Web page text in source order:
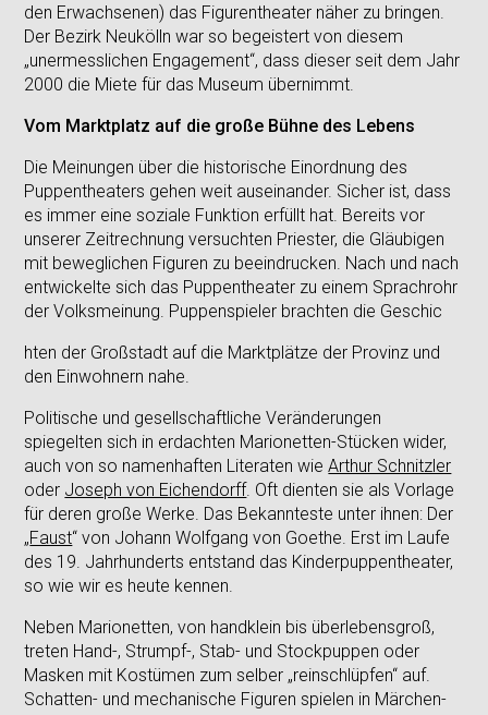
den Erwachsenen) das Figurentheater näher zu bringen.
Der Bezirk Neukölln war so begeistert von diesem
„unermesslichen Engagement“, dass dieser seit dem Jahr
2000 die Miete für das Museum übernimmt.
Vom Marktplatz auf die große Bühne des Lebens
Die Meinungen über die historische Einordnung des
Puppentheaters gehen weit auseinander. Sicher ist, dass
es immer eine soziale Funktion erfüllt hat. Bereits vor
unserer Zeitrechnung versuchten Priester, die Gläubigen
mit beweglichen Figuren zu beeindrucken. Nach und nach
entwickelte sich das Puppentheater zu einem Sprachrohr
der Volksmeinung. Puppenspieler brachten die Geschic
hten der Großstadt auf die Marktplätze der Provinz und
den Einwohnern nahe.
Politische und gesellschaftliche Veränderungen
spiegelten sich in erdachten Marionetten-Stücken wider,
auch von so namenhaften Literaten wieArthur Schnitzler
oder Joseph von Eichendorff. Oft dienten sie als Vorlage
für deren große Werke. Das Bekannteste unter ihnen: Der
„Faust“ von Johann Wolfgang von Goethe. Erst im Laufe
des 19. Jahrhunderts entstand das Kinderpuppentheater,
so wie wir es heute kennen.
Neben Marionetten, von handklein bis überlebensgroß,
treten Hand-, Strumpf-, Stab- und Stockpuppen oder
Masken mit Kostümen zum selber „reinschlüpfen“ auf.
Schatten- und mechanische Figuren spielen in Märchen-